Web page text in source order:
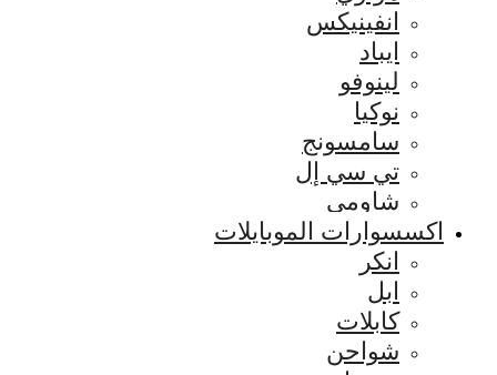
انفينيكس
ايباد
لينوفو
نوكيا
سامسونج
تي سي إل
شاومي
اكسسوارات الموبايلات
انكر
ابل
كابلات
شواحن